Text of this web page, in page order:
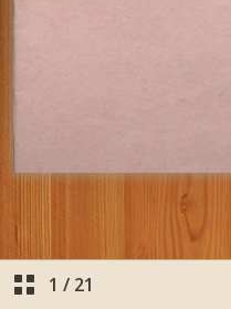
1 / 21